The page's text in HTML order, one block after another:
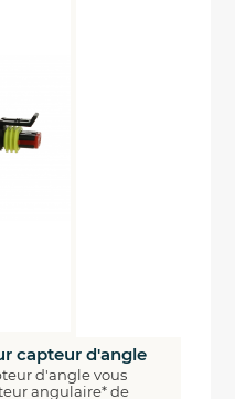
capteur d'angle
d'angle vous
angulaire* de